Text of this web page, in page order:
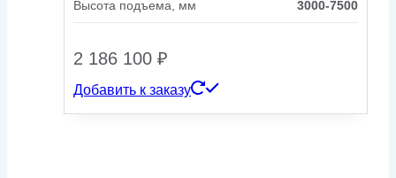
Высота подъема, мм 3000-7500
2 186 100 ₽
Добавить к заказу